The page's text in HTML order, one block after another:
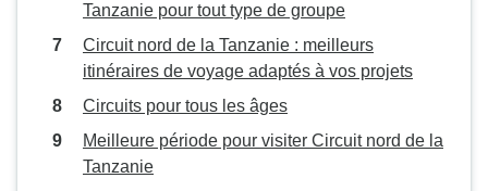
Tanzanie pour tout type de groupe
Circuit nord de la Tanzanie : meilleurs
itinéraires de voyage adaptés à vos projets
Circuits pour tous les âges
Meilleure période pour visiter Circuit nord de la
Tanzanie